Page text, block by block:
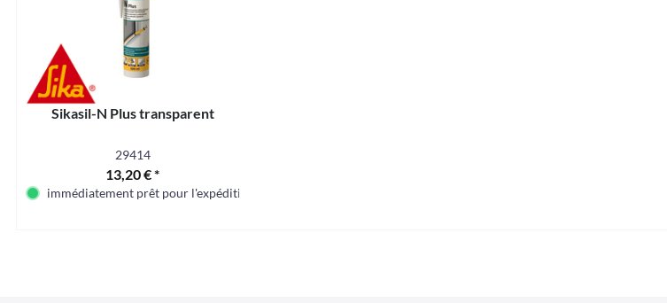
Sikasil-N Plus transparent
29414
13,20 € *
immédiatement prêt pour l'expédition